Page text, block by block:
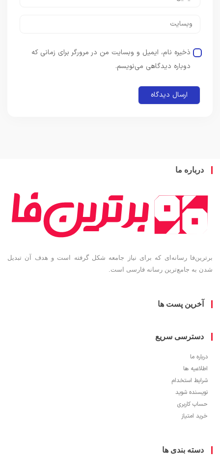
ذخیره نام، ایمیل و وبسایت من در مرورگر برای زمانی که
دوباره دیدگاهی می‌نویسم.
ما
رسانه‌ای که برای نیاز جامعه شکل گرفته است و هدف آن تبدیل
جامع‌ترین رسانه فارسی است.
پست ها
سریع
ها
استخدام
شوید
کاربری
امتیاز
بندی ها